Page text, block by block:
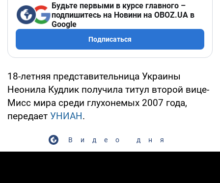
Будьте первыми в курсе главного –
подпишитесь на Новини на OBOZ.UA в
Google
Подписаться
18-летняя представительница Украины
Неонила Кудлик получила титул второй вице-
Мисс мира среди глухонемых 2007 года,
передает УНИАН.
Видео дня